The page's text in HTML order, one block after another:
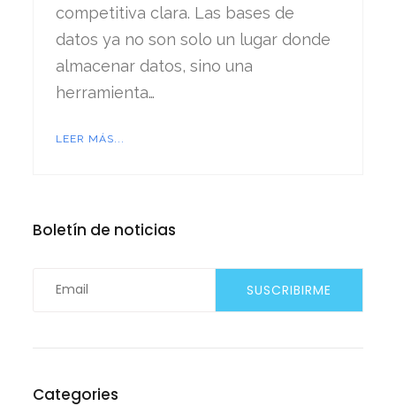
competitiva clara. Las bases de
datos ya no son solo un lugar donde
almacenar datos, sino una
herramienta…
LEER MÁS...
Boletín de noticias
Categories